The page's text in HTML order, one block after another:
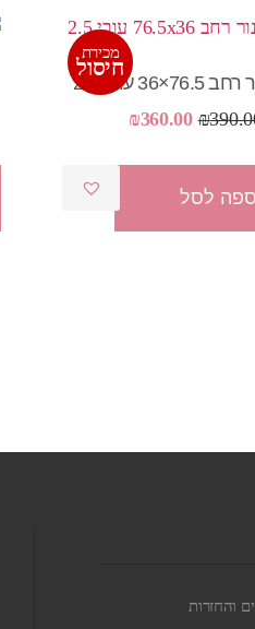
מכירת
חיסול
מבצע!
עובי 2.5
₪ המחיר
₪390.00.
₪360.00
הוא:
₪360.00.
לסל
והחזרות